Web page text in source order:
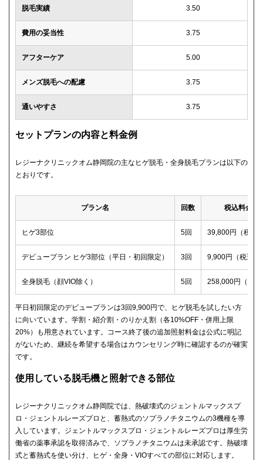
脱毛実績 3.50
費用の妥当性 3.75
アフターケア 5.00
メンズ脱毛への配慮 3.75
通いやすさ 3.75
セットプランの内容と料金例
レジーナクリニックオム静岡院の主なヒゲ脱毛・全身脱毛プランは以下の
とおりです。
プラン名 回数 税込料金
ヒゲ3部位 5回 39,800円（税込
デビュープラン ヒゲ3部位（平日・初回限定） 3回 9,900円（税込）
全身脱毛（顔VIO除く） 5回 258,000円（税込
平日初回限定のデビュープランは3回9,900円で、ヒゲ脱毛を試したい方
に向いています。学割・紹介割・のりかえ割（各10%OFF・併用上限
20%）も用意されています。コース終了後の追加照射料金は公式に明記
がないため、継続を希望する場合はカウンセリング時に確認するのが確実
です。
使用している脱毛機と照射できる部位
レジーナクリニックオム静岡院では、熱破壊式のジェントルマックスプ
ロ・ジェントルレーズプロと、蓄熱式のソプラノチタニウムの3機種を導
入しています。ジェントルマックスプロ・ジェントルレーズプロは厚生労
働省の薬事承認を取得済みで、ソプラノチタニウムは未承認です。熱破壊
式と蓄熱式を使い分け、ヒゲ・全身・VIOすべての部位に対応します。